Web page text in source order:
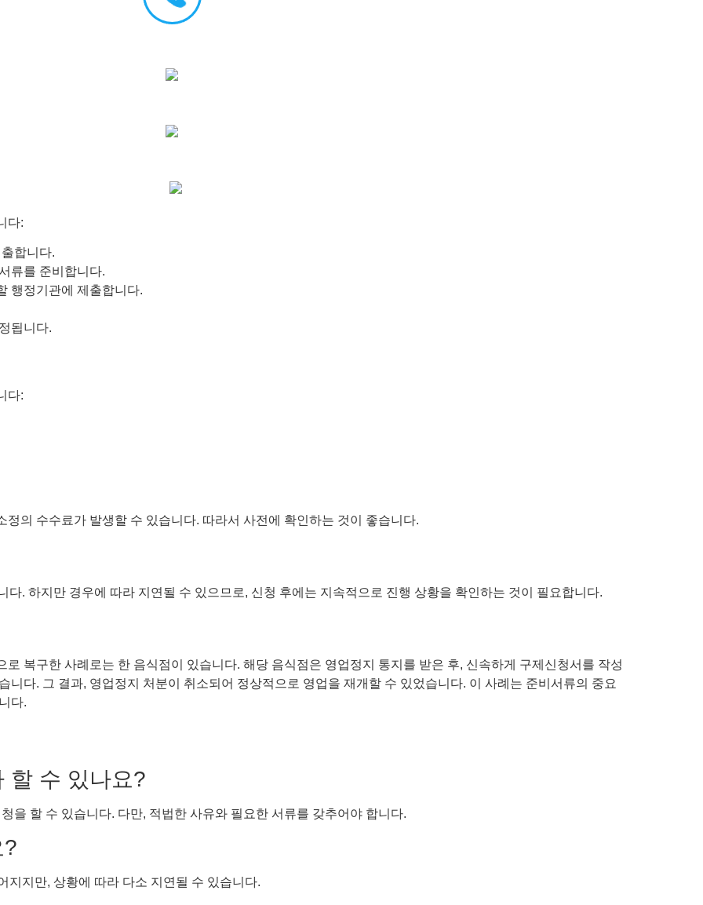
다:
합니다.
류를 준비합니다.
행정기관에 제출합니다.
됩니다.
다:
의 수수료가 발생할 수 있습니다. 따라서 사전에 확인하는 것이 좋습니다.
. 하지만 경우에 따라 지연될 수 있으므로, 신청 후에는 지속적으로 진행 상황을 확인하는 것이 필요합니다.
복구한 사례로는 한 음식점이 있습니다. 해당 음식점은 영업정지 통지를 받은 후, 신속하게 구제신청서를 작성
니다. 그 결과, 영업정지 처분이 취소되어 정상적으로 영업을 재개할 수 있었습니다. 이 사례는 준비서류의 중요
다.
할 수 있나요?
을 할 수 있습니다. 다만, 적법한 사유와 필요한 서류를 갖추어야 합니다.
지지만, 상황에 따라 다소 지연될 수 있습니다.